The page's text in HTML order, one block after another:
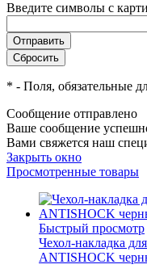
Введите символы с
* - Поля, обязательные
Сообщение отправлено
Ваше сообщение
Вами свяжется наш
Закрыть окно
Просмотренные товары
Быстрый просмотр
Чехол-накладка
ANTISHOCK